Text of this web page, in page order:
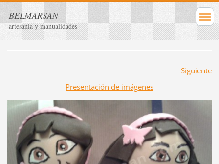
BELMARSAN
artesania y manualidades
Siguiente
Presentación de imágenes